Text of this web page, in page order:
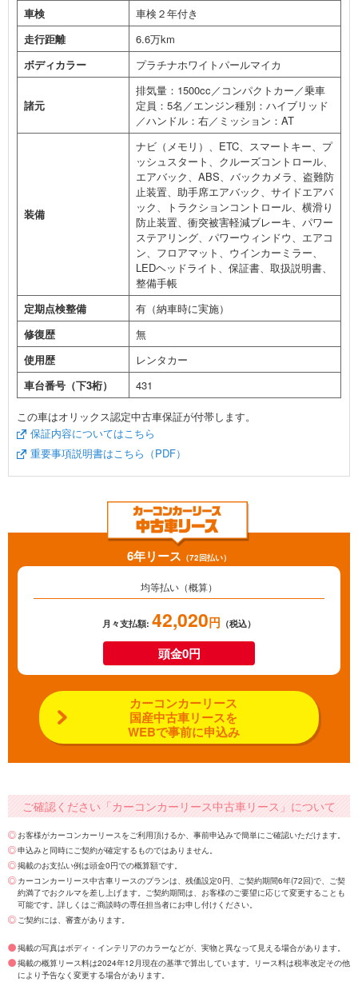
車検
車検２年付き
走行距離
6.6万km
ボディカラー
プラチナホワイトパールマイカ
諸元
排気量：1500cc／コンパクトカー／乗車
定員：5名／エンジン種別：ハイブリッド
／ハンドル：右／ミッション：AT
装備
ナビ（メモリ）、ETC、スマートキー、プ
ッシュスタート、クルーズコントロール、
エアバック、ABS、バックカメラ、盗難防
止装置、助手席エアバック、サイドエアバ
ック、トラクションコントロール、横滑り
防止装置、衝突被害軽減ブレーキ、パワー
ステアリング、パワーウィンドウ、エアコ
ン、フロアマット、ウインカーミラー、
LEDヘッドライト、保証書、取扱説明書、
整備手帳
定期点検整備
有（納車時に実施）
修復歴
無
使用歴
レンタカー
車台番号（下3桁）
431
この車はオリックス認定中古車保証が付帯します。
保証内容についてはこちら
重要事項説明書はこちら（PDF）
6年リース （72回払い）
均等払い（概算）
月々支払額: 42,020円 （税込）
頭金0円
カーコンカーリース
国産中古車リースを
WEBで事前に申込み
ご確認ください「カーコンカーリース中古車リース」について
お客様がカーコンカーリースをご利用頂けるか、事前申込みで簡単にご確認いただけます。
申込みと同時にご契約が確定するものではありません。
掲載のお支払い例は頭金0円での概算額です。
カーコンカーリース中古車リースのプランは、残価設定0円、ご契約期間6年(72回)で、ご契
約満了でおクルマを差し上げます。ご契約期間は、お客様のご要望に応じて変更することも
可能です。詳しくはご商談時の専任担当者にお申し付けください。
ご契約には、審査があります。
掲載の写真はボディ・インテリアのカラーなどが、実物と異なって見える場合があります。
掲載の概算リース料は2024年12月現在の基準で算出しています。リース料は税率改定その他
により予告なく変更する場合があります。